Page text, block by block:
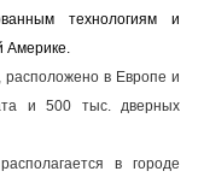
технологиям и
Америке.
расположено в Европе и
и 500 тыс. дверных
в городе